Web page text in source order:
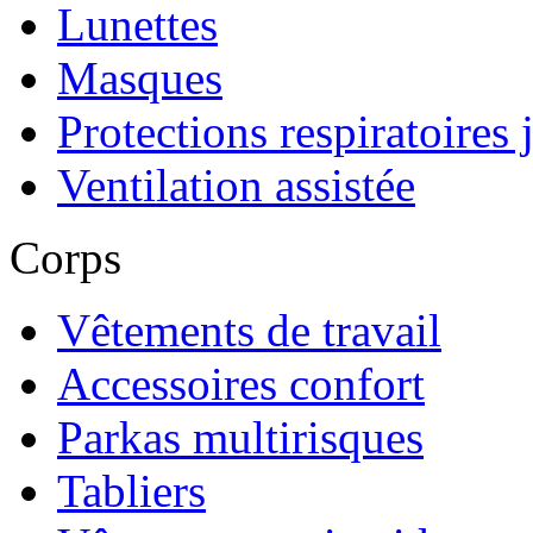
Lunettes
Masques
Protections respiratoires
Ventilation assistée
Corps
Vêtements de travail
Accessoires confort
Parkas multirisques
Tabliers